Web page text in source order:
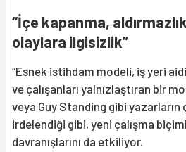
“İçe kapanma,
olaylara ilgisizlik”
“Esnek istihdam modeli, iş yeri
ve çalışanları yalnızlaştıran bir
veya Guy Standing gibi yazarların
irdelendiği gibi, yeni çalışma
davranışlarını da etkiliyor.